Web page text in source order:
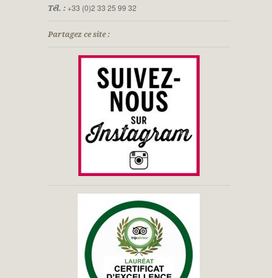
Tél. :+33 (0)2 33 25 99 32
Partagez ce site :